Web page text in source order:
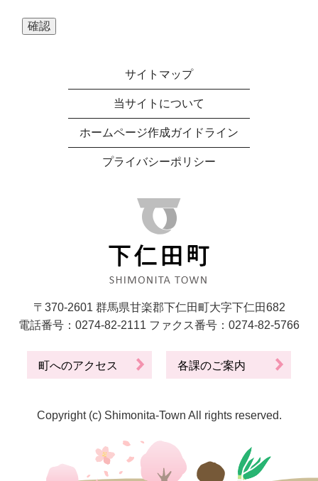
サイトマップ
当サイトについて
ホームページ作成ガイドライン
プライバシーポリシー
〒370-2601 群馬県甘楽郡下仁田町大字下仁田682
電話番号：0274-82-2111 ファクス番号：0274-82-5766
町へのアクセス 各課のご案内
Copyright (c) Shimonita-Town All rights reserved.